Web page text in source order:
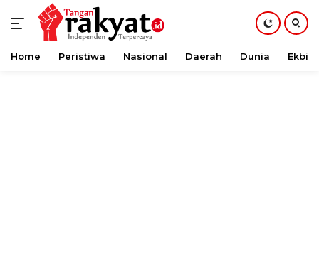
Langsung
Home Peristiwa Nasional Daerah Dunia Ekbis